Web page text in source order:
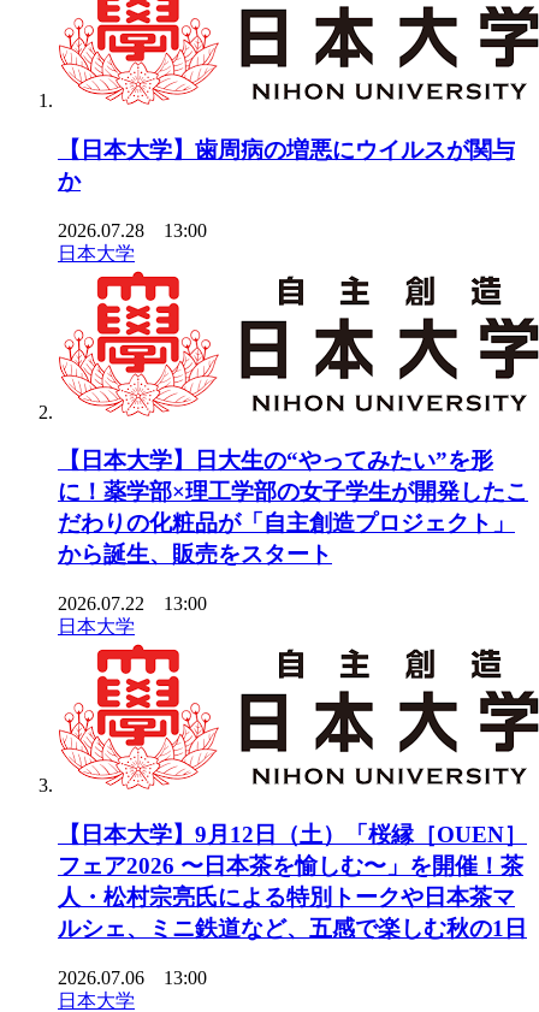
【日本大学】歯周病の増悪にウイルスが関与
か
2026.07.28 13:00
日本大学
【日本大学】日大生の“やってみたい”を形
に！薬学部×理工学部の女子学生が開発したこ
だわりの化粧品が「自主創造プロジェクト」
から誕生、販売をスタート
2026.07.22 13:00
日本大学
【日本大学】9月12日（土）「桜縁［OUEN］
フェア2026 〜日本茶を愉しむ〜」を開催！茶
人・松村宗亮氏による特別トークや日本茶マ
ルシェ、ミニ鉄道など、五感で楽しむ秋の1日
2026.07.06 13:00
日本大学